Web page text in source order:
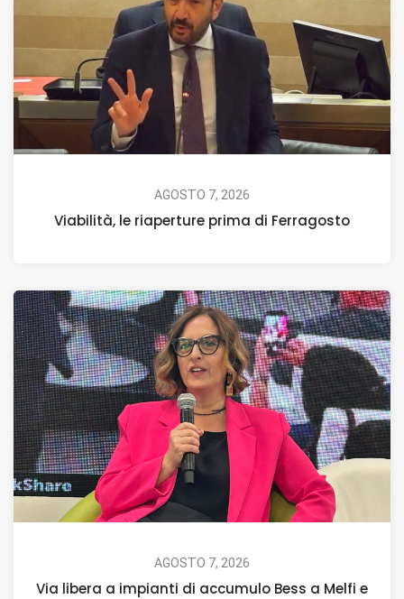
AGOSTO 7, 2026
Viabilità, le riaperture prima di Ferragosto
AGOSTO 7, 2026
Via libera a impianti di accumulo Bess a Melfi e